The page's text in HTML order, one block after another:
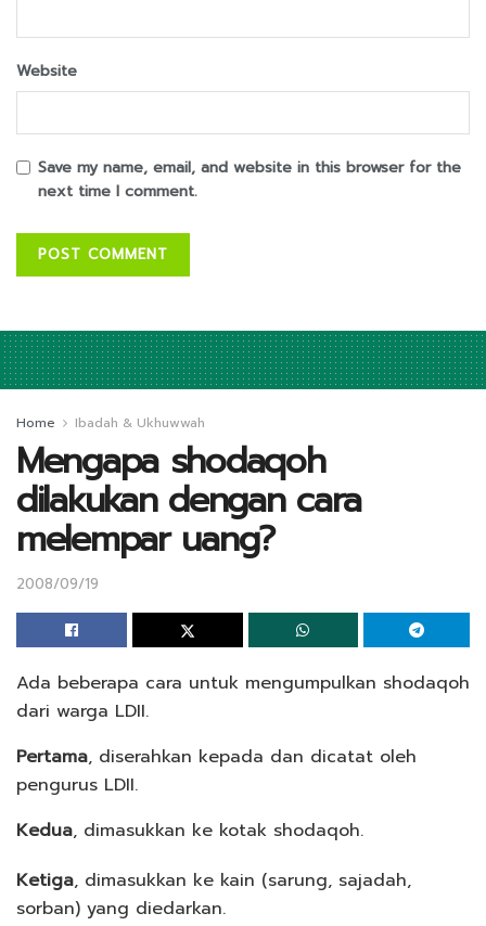
Website
Save my name, email, and website in this browser for the
next time I comment.
Home Ibadah & Ukhuwwah
Mengapa shodaqoh
dilakukan dengan cara
melempar uang?
2008/09/19
Ada beberapa cara untuk mengumpulkan shodaqoh
dari warga LDII.
Pertama, diserahkan kepada dan dicatat oleh
pengurus LDII.
Kedua, dimasukkan ke kotak shodaqoh.
Ketiga, dimasukkan ke kain (sarung, sajadah,
sorban) yang diedarkan.